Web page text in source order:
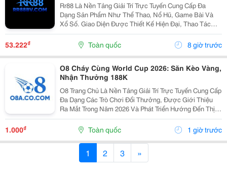
Rr88 Là Nền Tảng Giải Trí Trực Tuyến Cung Cấp Đa
Dạng Sản Phẩm Như Thể Thao, Nổ Hũ, Game Bài Và
Xổ Số. Giao Diện Được Thiết Kế Hiện Đại, Thao Tác
Đơn Giản Và Tối Ưu Trên Nhiều Thiết Bị. Người Dùng
Có Thể Khám Phá Hệ Sinh Thái Giải Trí Đa Dạng Tại...
53.222₫ Toàn quốc 8 giờ trước
O8 Cháy Cùng World Cup 2026: Săn Kèo Vàng,
Nhận Thưởng 188K
O8 Trang Chủ Là Nền Tảng Giải Trí Trực Tuyến Cung Cấp
Đa Dạng Các Trò Chơi Đổi Thưởng, Được Giới Thiệu
Ra Mắt Trong Năm 2026 Và Phát Triển Hướng Đến Thị
Trường Châu Á. Theo Thông Tin Từ Nền Tảng, O8 Hoạt
Động Theo Các Tiêu Chuẩn Áp Dụng Trong Lĩnh...
1.000₫ Toàn quốc 1 giờ trước
1 2 3 »